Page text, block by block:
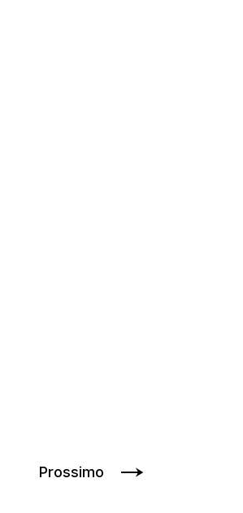
Prossimo